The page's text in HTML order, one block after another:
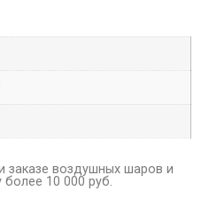
заказе воздушных шаров и
10 000 руб.